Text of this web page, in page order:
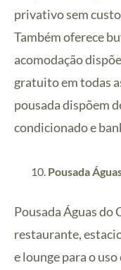
privativo sem
Também oferece
acomodação
gratuito em todas
pousada dispõem
condicionado e
Pousada
Pousada Águas do
restaurante,
e lounge para o